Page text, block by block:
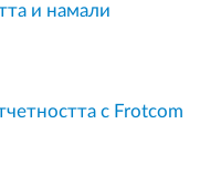
и намали
с Frotcom